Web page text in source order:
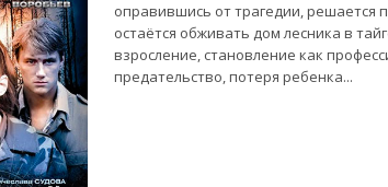
оправившись от трагедии, решается
остаётся обживать дом лесника в
взросление, становление как
предательство, потеря ребенка...